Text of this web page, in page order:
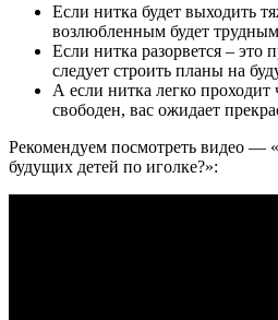
Если нитка будет выходить
возлюбленным будет
Если нитка разорвется – это
следует строить планы на
А если нитка легко проходит
свободен, вас ожидает
Рекомендуем посмотреть видео —
будущих детей по иголке?»: